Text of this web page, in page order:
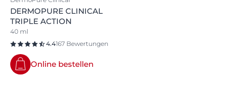
DERMOPURE CLINICAL
TRIPLE ACTION
40 ml
4.4167 Bewertungen
Online bestellen